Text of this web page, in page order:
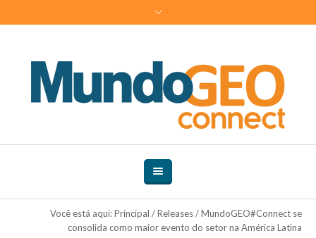
Você está aqui:Principal /Releases/MundoGEO#Connect se
consolida como maior evento do setor na América Latina